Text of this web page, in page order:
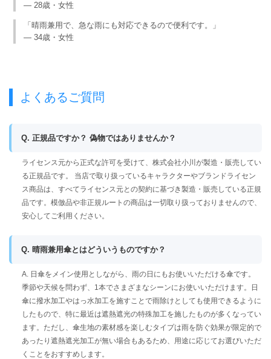
— 28歳・女性
「晴雨兼用で、急な雨にも対応できるので便利です。」
— 34歳・女性
よくあるご質問
Q. 正規品ですか？ 偽物ではありませんか？
ライセンス元から正式な許可を受けて、株式会社小川が製造・販売してい
る正規品です。 当店で取り扱っているキャラクターやブランドライセン
ス商品は、すべてライセンス元との契約に基づき製造・販売している正規
品です。模倣品や非正規ルートの商品は一切取り扱っておりませんので、
安心してご利用ください。
Q. 晴雨兼用傘とはどういうものですか？
A. 日傘をメイン使用としながら、雨の日にもお使いいただける傘です。
季節や天候を問わず、1本でさまざまなシーンにお使いいただけます。日
傘に撥水加工やはっ水加工を施すことで雨除けとしても使用できるように
したもので、特に最近は遮熱遮光の特殊加工を施したものが多くなってい
ます。ただし、傘生地の素材感を楽しむタイプは雨を防ぐ効果が限定的で
あったり遮熱遮光加工が無い場合もあるため、用途に応じてお選びいただ
くことをおすすめします。